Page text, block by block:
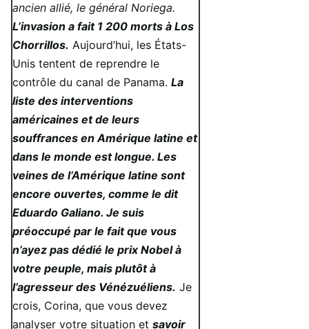
ancien allié, le général Noriega.
L’invasion a fait 1 200 morts à Los
Chorrillos. Aujourd’hui, les États-
Unis tentent de reprendre le
contrôle du canal de Panama. La
liste des interventions
américaines et de leurs
souffrances en Amérique latine et
dans le monde est longue. Les
veines de l’Amérique latine sont
encore ouvertes, comme le dit
Eduardo Galiano. Je suis
préoccupé par le fait que vous
n’ayez pas dédié le prix Nobel à
votre peuple, mais plutôt à
l’agresseur des Vénézuéliens. Je
crois, Corina, que vous devez
analyser votre situation et savoir